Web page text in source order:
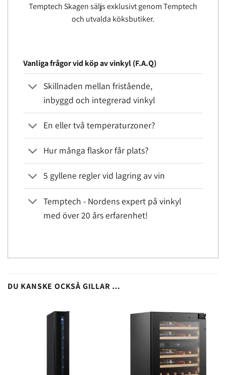
Temptech Skagen säljs exklusivt genom Temptech
och utvalda köksbutiker.
Vanliga frågor vid köp av vinkyl (F.A.Q)
Skillnaden mellan fristående,
inbyggd och integrerad vinkyl
En eller två temperaturzoner?
Hur många flaskor får plats?
5 gyllene regler vid lagring av vin
Temptech - Nordens expert på vinkyl
med över 20 års erfarenhet!
DU KANSKE OCKSÅ GILLAR …